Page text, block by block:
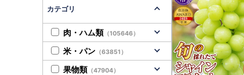
カテゴリ
肉・ハム類 （105646）
米・パン （63851）
果物類 （47904）